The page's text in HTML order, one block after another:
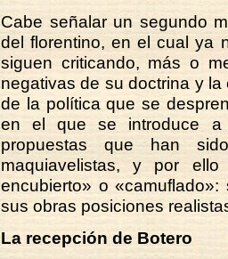
Cabe señalar un segundo
del florentino, en el cual ya
siguen criticando, más o
negativas de su doctrina y
de la política que se
en el que se introduce a
propuestas que han
maquiavelistas, y por ello
encubierto» o
sus obras posiciones
La recepción de Botero